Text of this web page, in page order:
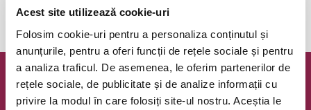
Acest site utilizează cookie-uri
Folosim cookie-uri pentru a personaliza conținutul și
anunțurile, pentru a oferi funcții de rețele sociale și pentru
a analiza traficul. De asemenea, le oferim partenerilor de
rețele sociale, de publicitate și de analize informații cu
privire la modul în care folosiți site-ul nostru. Aceștia le
Evenimentul a expirat.
Newsletter @ Bilete.ro